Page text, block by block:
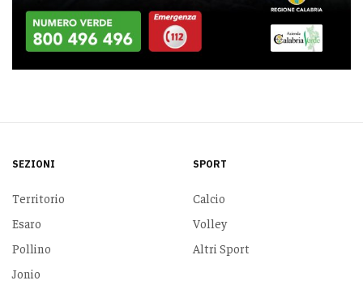
SEZIONI
Territorio
Esaro
Pollino
Jonio
SPORT
Calcio
Volley
Altri Sport